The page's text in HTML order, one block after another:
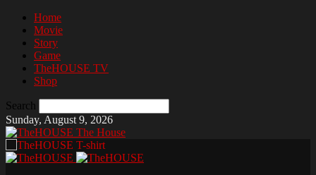
Home
Movie
Story
Game
TheHOUSE TV
Shop
Search
Sunday, August 9, 2026
The House